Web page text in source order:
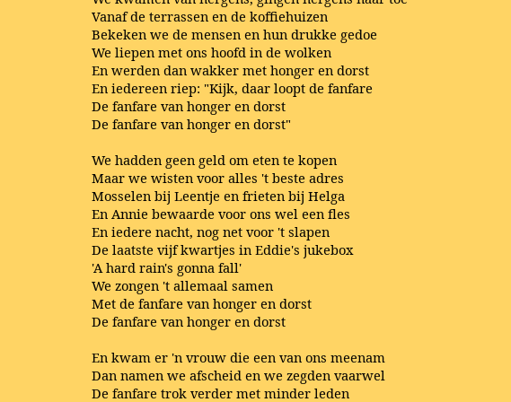
Vanaf de terrassen en de koffiehuizen
Bekeken we de mensen en hun drukke gedoe
We liepen met ons hoofd in de wolken
En werden dan wakker met honger en dorst
En iedereen riep: "Kijk, daar loopt de fanfare
De fanfare van honger en dorst
De fanfare van honger en dorst"
We hadden geen geld om eten te kopen
Maar we wisten voor alles 't beste adres
Mosselen bij Leentje en frieten bij Helga
En Annie bewaarde voor ons wel een fles
En iedere nacht, nog net voor 't slapen
De laatste vijf kwartjes in Eddie's jukebox
'A hard rain's gonna fall'
We zongen 't allemaal samen
Met de fanfare van honger en dorst
De fanfare van honger en dorst
En kwam er 'n vrouw die een van ons meenam
Dan namen we afscheid en we zegden vaarwel
De fanfare trok verder met minder leden